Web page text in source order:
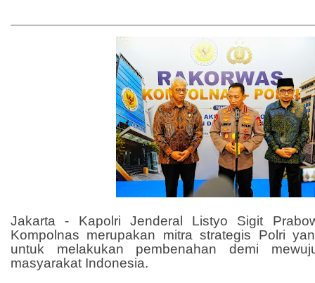
Jakarta - Kapolri Jenderal Listyo Sigit
Kompolnas merupakan mitra strategis Polri
untuk melakukan pembenahan demi
masyarakat Indonesia.